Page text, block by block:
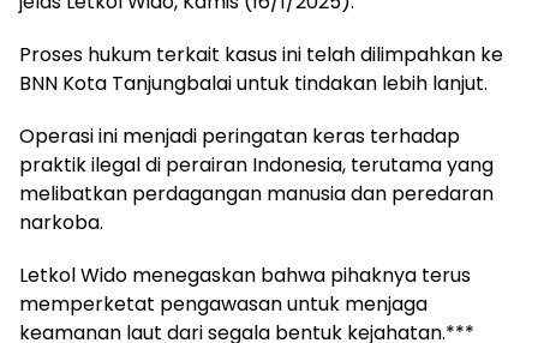
Proses hukum terkait kasus ini telah dilimpahkan ke
BNN Kota Tanjungbalai untuk tindakan lebih lanjut.
Operasi ini menjadi peringatan keras terhadap
praktik ilegal di perairan Indonesia, terutama yang
melibatkan perdagangan manusia dan peredaran
narkoba.
Letkol Wido menegaskan bahwa pihaknya terus
memperketat pengawasan untuk menjaga
keamanan laut dari segala bentuk kejahatan.***